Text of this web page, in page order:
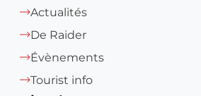
Actualités
De Raider
Évènements
Tourist info